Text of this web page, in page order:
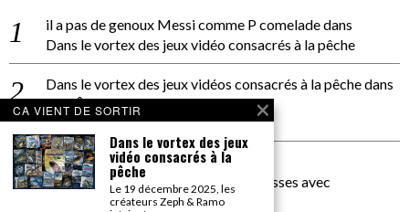
il a pas de genoux Messi comme P comeladedans
Dans le vortex des jeux vidéo consacrés à la pêche
Dans le vortex des jeux vidéos consacrés à la pêchedans
PACÔME THIELLEMENT
La séance d’Hip Gnose
La Patrie
dans
On a parlé Dolce Vita et lutte des classes avec
Bernardino Femminielli
CA VIENT DE SORTIR
Dans le vortex des jeux
vidéo consacrés à la
pêche
Le 19 décembre 2025, les
créateurs Zeph & Ramo